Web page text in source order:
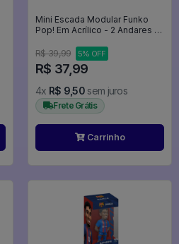
Mini Escada Modular Funko
Pop! Em Acrílico - 2 Andares -
R$ 39,99
5% OFF
R$ 37,99
4x R$ 9,50 sem juros
Frete Grátis
Carrinho